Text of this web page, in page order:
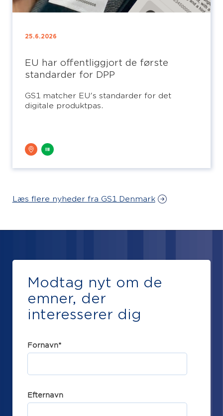
25.6.2026
EU har offentliggjort de første
standarder for DPP
GS1 matcher EU's standarder for det
digitale produktpas.
Læs flere nyheder fra GS1 Denmark
Modtag nyt om de
emner, der
interesserer dig
Fornavn*
Efternavn